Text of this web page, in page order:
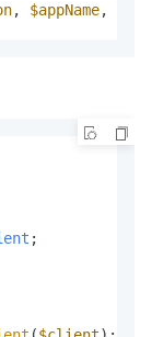
, $appName,